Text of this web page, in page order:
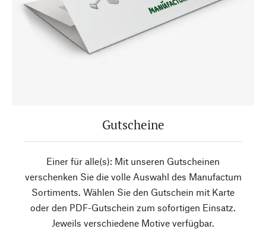
Gutscheine
Einer für alle(s): Mit unseren Gutscheinen
verschenken Sie die volle Auswahl des Manufactum
Sortiments. Wählen Sie den Gutschein mit Karte
oder den PDF-Gutschein zum sofortigen Einsatz.
Jeweils verschiedene Motive verfügbar.